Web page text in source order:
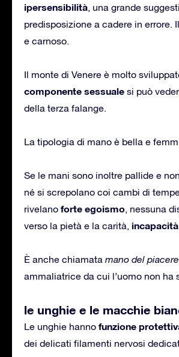
ipersensibilità, una grande
predisposizione a cadere in errore.
e carnoso.
Il monte di Venere è molto
componente sessuale si può
della terza falange.
La tipologia di mano è bella e
Se le mani sono inoltre pallide e
né si screpolano coi cambi di
rivelano forte egoismo, nessuna
verso la pietà e la carità,
È anche chiamata mano del
ammaliatrice da cui l’uomo non ha
le unghie e le macchie
Le unghie hanno funzione
dei delicati filamenti nervosi